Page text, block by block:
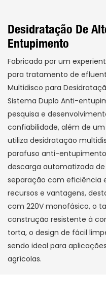
Desidratação De
Entupimento
Fabricada por um
para tratamento de
Multidisco para
Sistema Duplo Anti-
pesquisa e
confiabilidade, além de
utiliza desidratação
parafuso anti-
descarga automatizada
separação com eficiência
recursos e vantagens,
com 220V monofásico, o
construção resistente à
torta, o design de fácil
sendo ideal para
agrícolas.